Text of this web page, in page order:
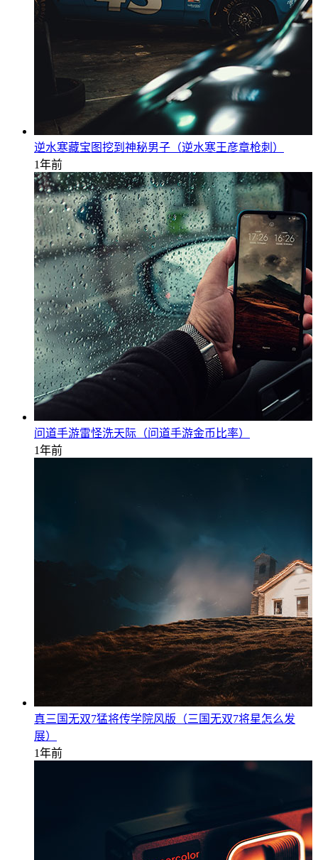
逆水寒藏宝图挖到神秘男子（逆水寒王彦章枪刺）
1年前
问道手游雷怪洗天际（问道手游金币比率）
1年前
真三国无双7猛将传学院风版（三国无双7将星怎么发
展）
1年前